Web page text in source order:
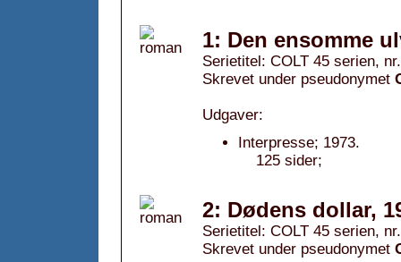
1: Den ensomme
Serietitel: COLT 45 serien,
Skrevet under pseudonymet
Udgaver:
Interpresse; 1973.
125 sider;
2: Dødens dollar,
Serietitel: COLT 45 serien,
Skrevet under pseudonymet